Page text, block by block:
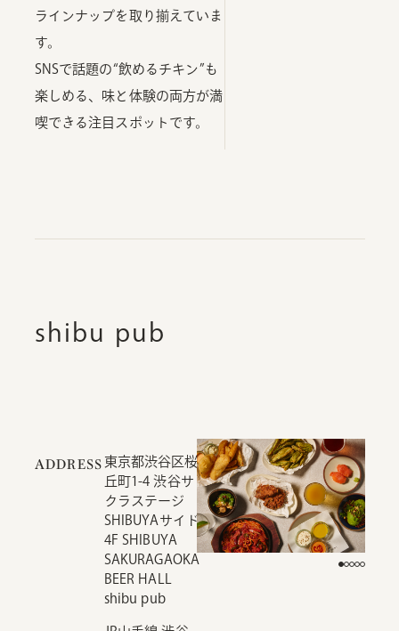
ラインナップを取り揃えていま
す。
SNSで話題の“飲めるチキン”も
楽しめる、味と体験の両方が満
喫できる注目スポットです。
shibu pub
ADDRESS 東京都渋谷区桜
丘町1-4 渋谷サ
クラステージ
SHIBUYAサイド
4F SHIBUYA
SAKURAGAOKA
BEER HALL
shibu pub